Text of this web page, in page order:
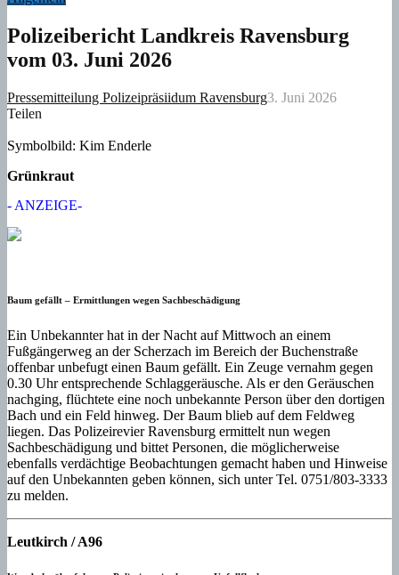
Polizeibericht Landkreis Ravensburg
vom 03. Juni 2026
Pressemitteilung Polizeipräsiidum Ravensburg3. Juni 2026
Teilen
Symbolbild: Kim Enderle
Grünkraut
- ANZEIGE-
Baum gefällt – Ermittlungen wegen Sachbeschädigung
Ein Unbekannter hat in der Nacht auf Mittwoch an einem
Fußgängerweg an der Scherzach im Bereich der Buchenstraße
offenbar unbefugt einen Baum gefällt. Ein Zeuge vernahm gegen
0.30 Uhr entsprechende Schlaggeräusche. Als er den Geräuschen
nachging, flüchtete eine noch unbekannte Person über den dortigen
Bach und ein Feld hinweg. Der Baum blieb auf dem Feldweg
liegen. Das Polizeirevier Ravensburg ermittelt nun wegen
Sachbeschädigung und bittet Personen, die möglicherweise
ebenfalls verdächtige Beobachtungen gemacht haben und Hinweise
auf den Unbekannten geben können, sich unter Tel. 0751/803-3333
zu melden.
Leutkirch / A96